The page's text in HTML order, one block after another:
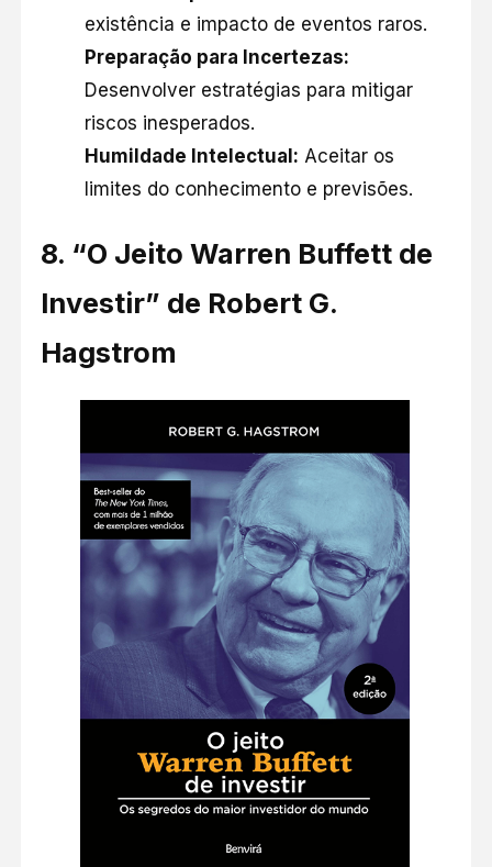
existência e impacto de eventos raros.​
Preparação para Incertezas:
Desenvolver estratégias para mitigar
riscos inesperados.​
Humildade Intelectual: Aceitar os
limites do conhecimento e previsões.​
8. “O Jeito Warren Buffett de
Investir” de Robert G.
Hagstrom